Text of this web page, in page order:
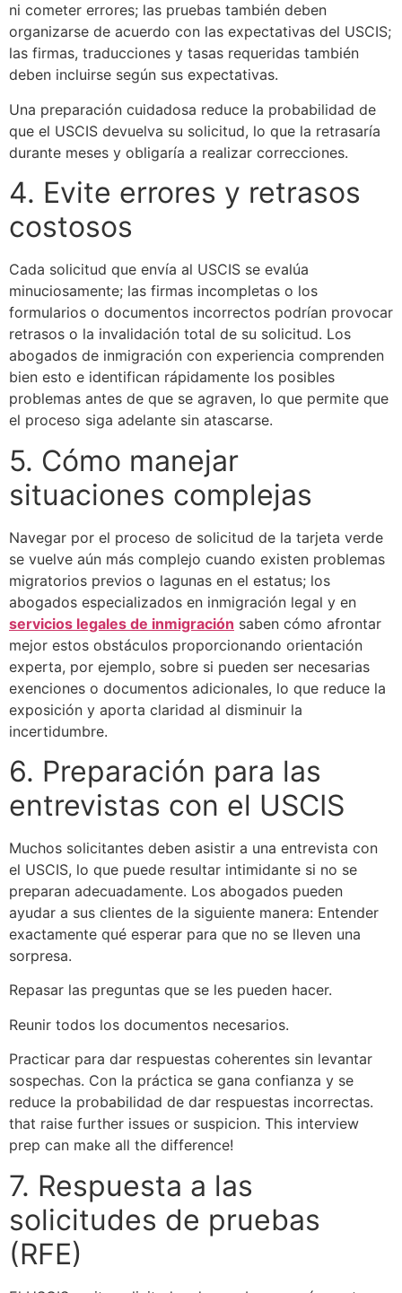
ni cometer errores; las pruebas también deben
organizarse de acuerdo con las expectativas del USCIS;
las firmas, traducciones y tasas requeridas también
deben incluirse según sus expectativas.
Una preparación cuidadosa reduce la probabilidad de
que el USCIS devuelva su solicitud, lo que la retrasaría
durante meses y obligaría a realizar correcciones.
4. Evite errores y retrasos
costosos
Cada solicitud que envía al USCIS se evalúa
minuciosamente; las firmas incompletas o los
formularios o documentos incorrectos podrían provocar
retrasos o la invalidación total de su solicitud. Los
abogados de inmigración con experiencia comprenden
bien esto e identifican rápidamente los posibles
problemas antes de que se agraven, lo que permite que
el proceso siga adelante sin atascarse.
5. Cómo manejar
situaciones complejas
Navegar por el proceso de solicitud de la tarjeta verde
se vuelve aún más complejo cuando existen problemas
migratorios previos o lagunas en el estatus; los
abogados especializados en inmigración legal y en
servicios legales de inmigración saben cómo afrontar
mejor estos obstáculos proporcionando orientación
experta, por ejemplo, sobre si pueden ser necesarias
exenciones o documentos adicionales, lo que reduce la
exposición y aporta claridad al disminuir la
incertidumbre.
6. Preparación para las
entrevistas con el USCIS
Muchos solicitantes deben asistir a una entrevista con
el USCIS, lo que puede resultar intimidante si no se
preparan adecuadamente. Los abogados pueden
ayudar a sus clientes de la siguiente manera: Entender
exactamente qué esperar para que no se lleven una
sorpresa.
Repasar las preguntas que se les pueden hacer.
Reunir todos los documentos necesarios.
Practicar para dar respuestas coherentes sin levantar
sospechas. Con la práctica se gana confianza y se
reduce la probabilidad de dar respuestas incorrectas.
that raise further issues or suspicion. This interview
prep can make all the difference!
7. Respuesta a las
solicitudes de pruebas
(RFE)